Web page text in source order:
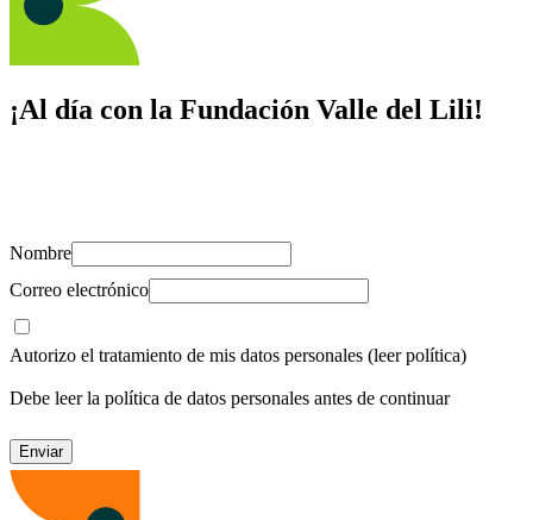
¡Al día con la Fundación Valle del Lili!
Nombre
Correo electrónico
Autorizo el tratamiento de mis datos personales (leer política)
Debe leer la política de datos personales antes de continuar